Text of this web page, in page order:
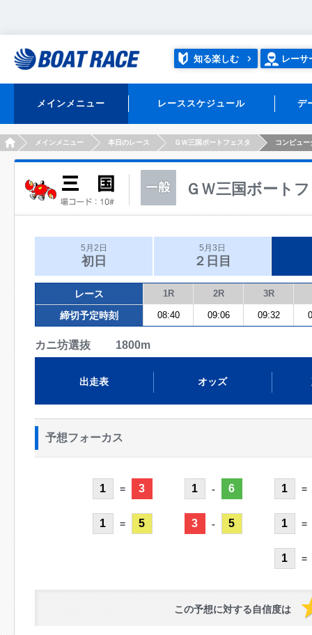
知る楽しむ レーサ
メインメニュー レーススケジュール デ
HOMEメインメニュー 本日のレース ＧＷ三国ボートフェスタ コンピュー
ＧＷ三国ボート
5月2日
初日
5月3日
２日目
レース 1R 2R 3R
締切予定時刻 08:40 09:06 09:32
カニ坊選抜 1800m
出走表 オッズ
予想フォーカス
1 = 3
1 = 5
1 - 6
3 - 5
1 =
1 =
1 =
この予想に対する自信度は